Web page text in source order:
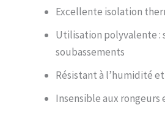
Excellente isolation
Utilisation polyvalente :
soubassements
Résistant à l’humidité
Insensible aux rongeurs